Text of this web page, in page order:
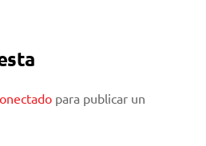
para publicar un